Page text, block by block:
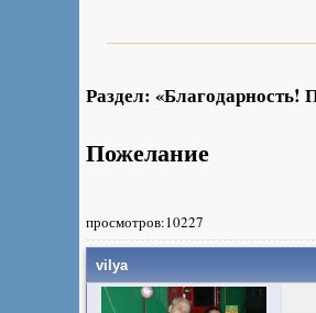
Раздел:
Пожелание
просмотров:10227
vilya